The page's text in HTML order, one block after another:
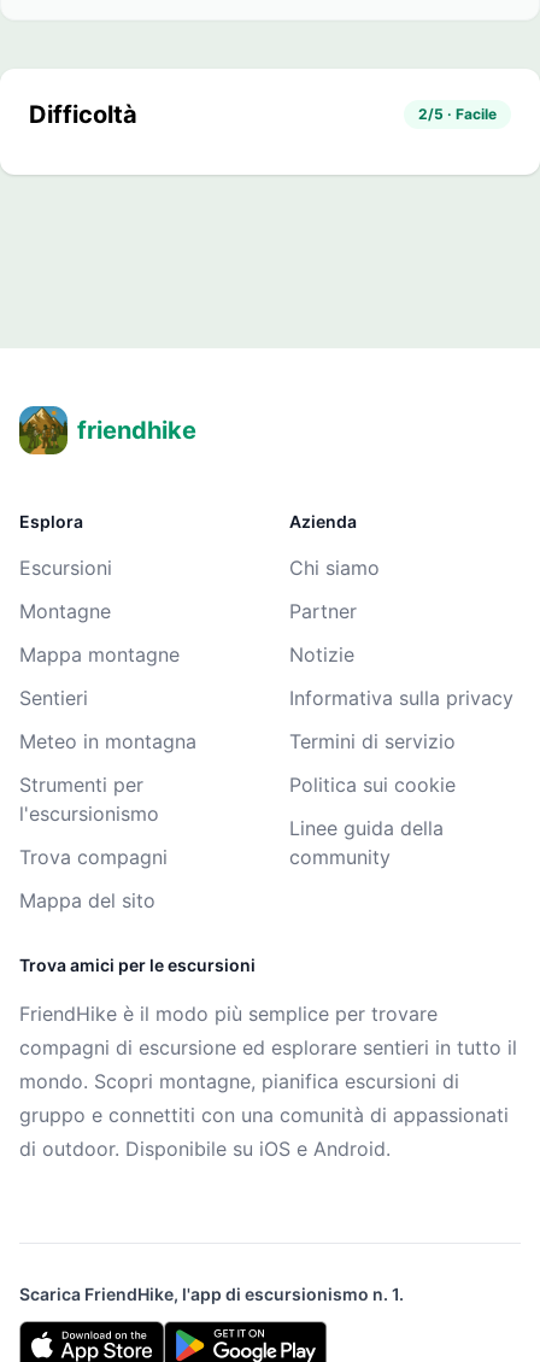
Difficoltà 2/5 · Facile
friendhike
Esplora
Escursioni
Montagne
Mappa montagne
Sentieri
Meteo in montagna
Strumenti per
l'escursionismo
Trova compagni
Mappa del sito
Azienda
Chi siamo
Partner
Notizie
Informativa sulla privacy
Termini di servizio
Politica sui cookie
Linee guida della
community
Trova amici per le escursioni
FriendHike è il modo più semplice per trovare
compagni di escursione ed esplorare sentieri in tutto il
mondo. Scopri montagne, pianifica escursioni di
gruppo e connettiti con una comunità di appassionati
di outdoor. Disponibile su iOS e Android.
Scarica FriendHike, l'app di escursionismo n. 1.